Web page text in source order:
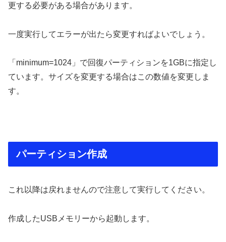
更する必要がある場合があります。
一度実行してエラーが出たら変更すればよいでしょう。
「minimum=1024」で回復パーティションを1GBに指定し
ています。サイズを変更する場合はこの数値を変更しま
す。
パーティション作成
これ以降は戻れませんので注意して実行してください。
作成したUSBメモリーから起動します。